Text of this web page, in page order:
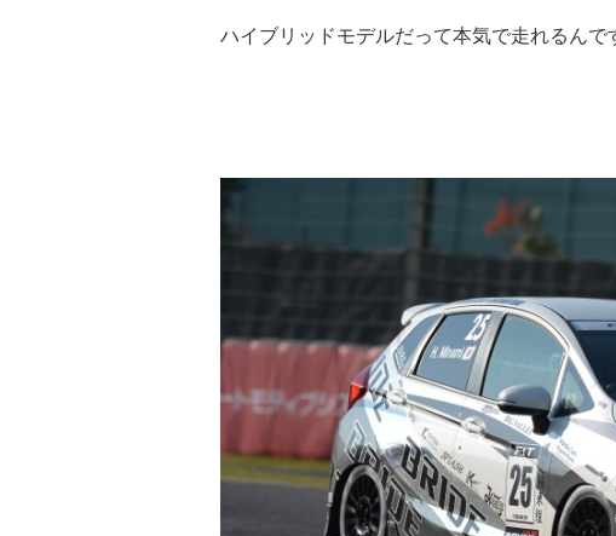
ハイブリッドモデルだって本気で走れるんで